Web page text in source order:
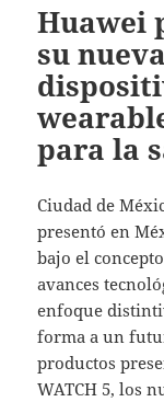
Huawei
su
para la
Ciudad de
presentó en
bajo el
avances
enfoque
forma a un
productos
WATCH 5, los